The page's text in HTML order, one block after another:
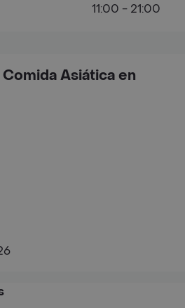
Asiática en
11:00 - 21:00